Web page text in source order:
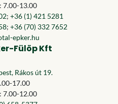
7.00-13.00
; +36 (1) 421 5281
; +36 (70) 332 7652
epker.hu
Fülöp Kft
Rákos út 19.
17.00
7.00-12.00